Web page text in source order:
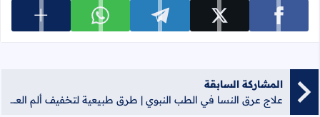
شارك على facebook شارك على x شارك على telegram شارك على whatsapp عرض
المشاركة السابقة
علاج عرق النسا في الطب النبوي | طرق طبيعية لتخفيف ألم العصب الوركي